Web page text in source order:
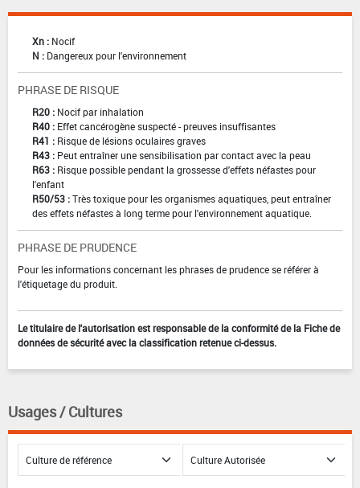
Xn : Nocif
N : Dangereux pour l'environnement
PHRASE DE RISQUE
R20 : Nocif par inhalation
R40 : Effet cancérogène suspecté - preuves insuffisantes
R41 : Risque de lésions oculaires graves
R43 : Peut entraîner une sensibilisation par contact avec la peau
R63 : Risque possible pendant la grossesse d'effets néfastes pour
l'enfant
R50/53 :Très toxique pour les organismes aquatiques, peut entraîner
des effets néfastes à long terme pour l'environnement aquatique.
PHRASE DE PRUDENCE
Pour les informations concernant les phrases de prudence se référer à
l'étiquetage du produit.
Le titulaire de l'autorisation est responsable de la conformité de la Fiche de
données de sécurité avec la classification retenue ci-dessus.
Usages / Cultures